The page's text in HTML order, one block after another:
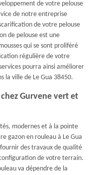
de votre pelouse
de notre entreprise
de votre pelouse
de pelouse est une
qui se sont proliféré
régulière de votre
pourra ainsi améliorer
la ville de Le Gua 38450.
Gurvene vert et
modernes et à la pointe
gazon en rouleau à Le Gua
fournir des travaux de qualité
de votre terrain.
va dépendre de la